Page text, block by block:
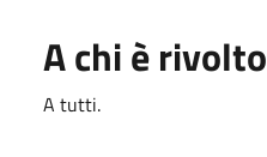
A chi è rivolto
A tutti.